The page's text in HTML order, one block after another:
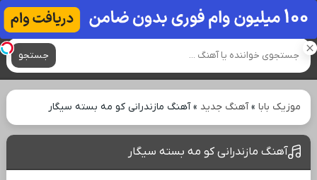
آهنگ های جدید
جستجو
موزیک بابا»آهنگ جدید »آهنگ مازندرانی کو مه بسته سیگار
آهنگ مازندرانی کو مه بسته سیگار